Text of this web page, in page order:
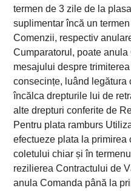
termen de 3 zile de la
suplimentar încă un
Comenzii, respectiv
Cumparatorul, poate
mesajului despre
consecințe, luând legătura
încălca drepturile lui de
alte drepturi conferite de
Pentru plata ramburs
efectueze plata la
coletului chiar și în
rezilierea Contractului de
anula Comanda până la